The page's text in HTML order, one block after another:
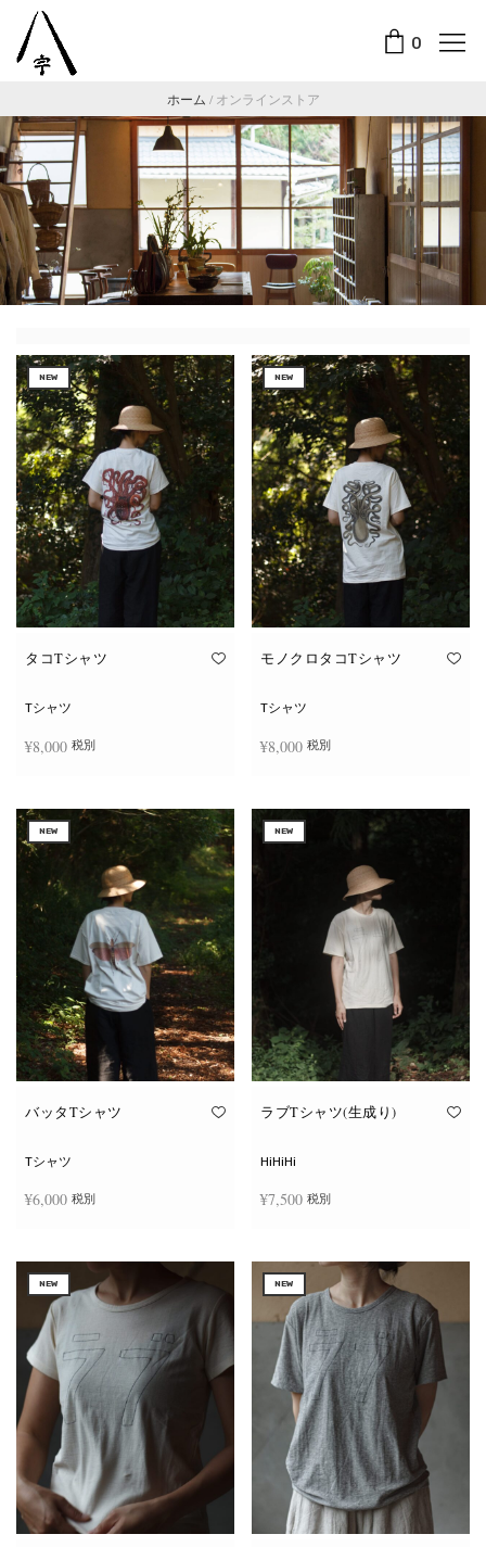
0
ホーム / オンラインストア
NEW
タコTシャツ
Tシャツ
¥8,000 税別
の
商
品
に
は
複
数
の
バ
リ
エ
ー
シ
ョ
ま
ジ
ら
選
き
ま
す
NEW
モノクロタコTシャツ
Tシャツ
¥8,000 税別
の
商
品
は
複
数
の
バ
エ
ョ
ま
オ
ジ
ら
選
択
で
き
ま
す
NEW
バッタTシャツ
Tシャツ
¥6,000 税別
の
品
に
数
の
バ
リ
エ
ー
シ
ョ
ン
が
あ
り
ま
NEW
ラブTシャツ(生成り)
HiHiHi
¥7,500 税別
の
商
品
に
は
複
数
の
バ
リ
エ
ー
シ
ョ
ン
が
あ
り
ま
NEW NEW